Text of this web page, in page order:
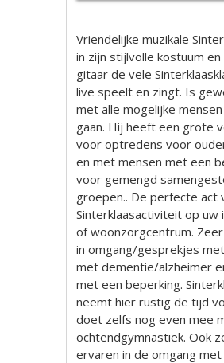
Vriendelijke muzikale
in zijn stijlvolle kostuum
gitaar de vele
live speelt en zingt. Is
met alle mogelijke
gaan. Hij heeft een grote
voor optredens voor
en met mensen met een
voor gemengd
groepen.. De perfecte act
Sinterklaasactiviteit op uw
of woonzorgcentrum.
in omgang/gesprekjes
met dementie/alzheimer
met een beperking.
neemt hier rustig de tijd
doet zelfs nog even mee
ochtendgymnastiek. Ook
ervaren in de omgang met